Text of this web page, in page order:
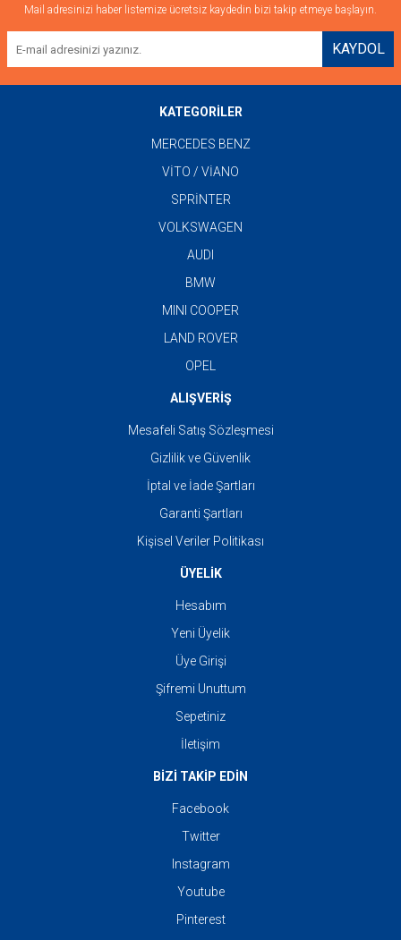
Mail adresinizi haber listemize ücretsiz kaydedin bizi takip etmeye başlayın.
KAYDOL
KATEGORİLER
MERCEDES BENZ
VİTO / VİANO
SPRİNTER
VOLKSWAGEN
AUDI
BMW
MINI COOPER
LAND ROVER
OPEL
ALIŞVERİŞ
Mesafeli Satış Sözleşmesi
Gizlilik ve Güvenlik
İptal ve İade Şartları
Garanti Şartları
Kişisel Veriler Politikası
ÜYELİK
Hesabım
Yeni Üyelik
Üye Girişi
Şifremi Unuttum
Sepetiniz
İletişim
BİZİ TAKİP EDİN
Facebook
Twitter
Instagram
Youtube
Pinterest